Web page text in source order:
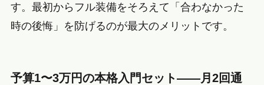
す。最初からフル装備をそろえて「合わなかった
時の後悔」を防げるのが最大のメリットです。
予算1〜3万円の本格入門セット——月2回通